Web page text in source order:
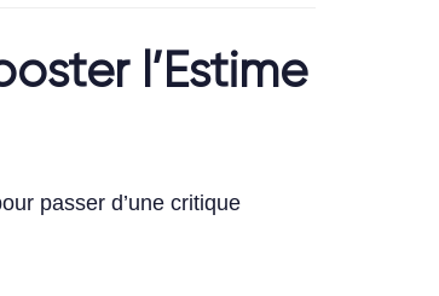
l’Estime
passer d’une critique